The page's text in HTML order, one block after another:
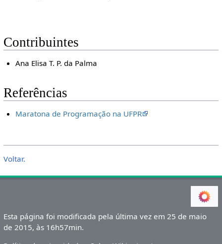
Contribuintes
Ana Elisa T. P. da Palma
Referências
Maratona de Programação na UFPR
Voltar.
Esta página foi modificada pela última vez em 25 de maio
de 2015, às 16h57min.